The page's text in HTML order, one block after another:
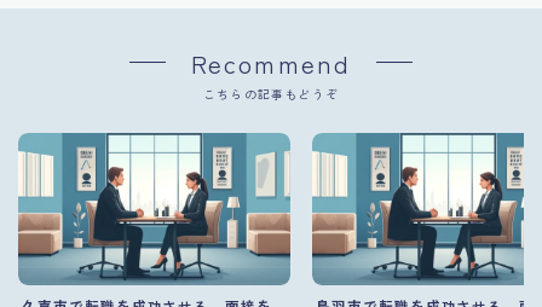
Recommend
こちらの記事もどうぞ